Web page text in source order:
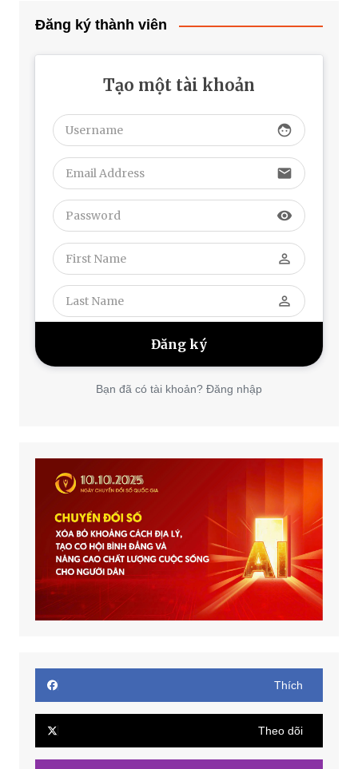
Đăng ký thành viên
Tạo một tài khoản
face
email
visibility
perm_identity
perm_identity
Bạn đã có tài khoản? Đăng nhập
Thích
Theo dõi